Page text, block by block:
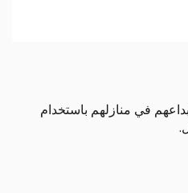
في منازلهم باستخدام